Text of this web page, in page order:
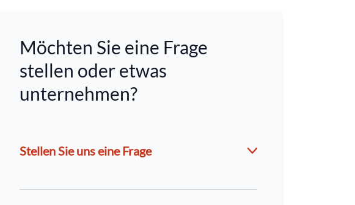
Möchten Sie eine Frage
stellen oder etwas
unternehmen?
Stellen Sie uns eine Frage